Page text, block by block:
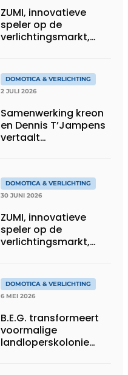
ZUMI, innovatieve
speler op de
verlichtingsmarkt,
DOMOTICA & VERLICHTING
2 JULI 2026
Samenwerking kreon
en Dennis T’Jampens
vertaalt
sfeervolle verlichting
DOMOTICA & VERLICHTING
30 JUNI 2026
ZUMI, innovatieve
speler op de
verlichtingsmarkt,
DOMOTICA & VERLICHTING
6 MEI 2026
B.E.G. transformeert
voormalige
landloperskolonie